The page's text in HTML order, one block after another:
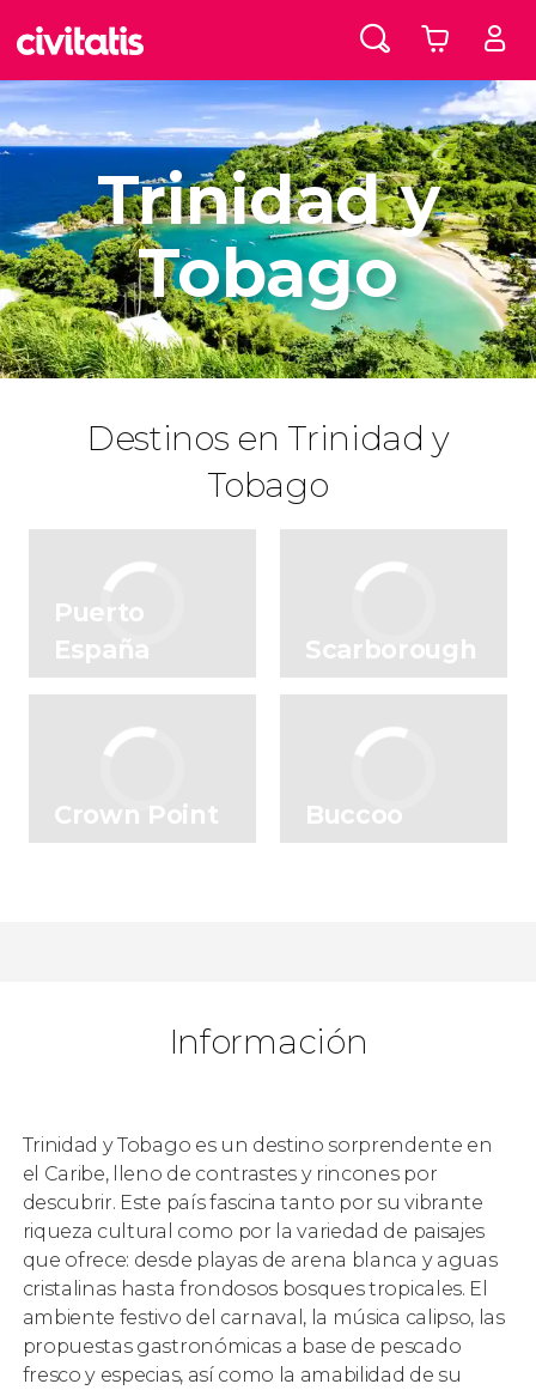
Trinidad y
Tobago
Destinos en Trinidad y
Tobago
Puerto
España
Scarborough
Crown Point Buccoo
Información
Trinidad y Tobago es un destino sorprendente en
el Caribe, lleno de contrastes y rincones por
descubrir. Este país fascina tanto por su vibrante
riqueza cultural como por la variedad de paisajes
que ofrece: desde playas de arena blanca y aguas
cristalinas hasta frondosos bosques tropicales. El
ambiente festivo del carnaval, la música calipso, las
propuestas gastronómicas a base de pescado
fresco y especias, así como la amabilidad de su